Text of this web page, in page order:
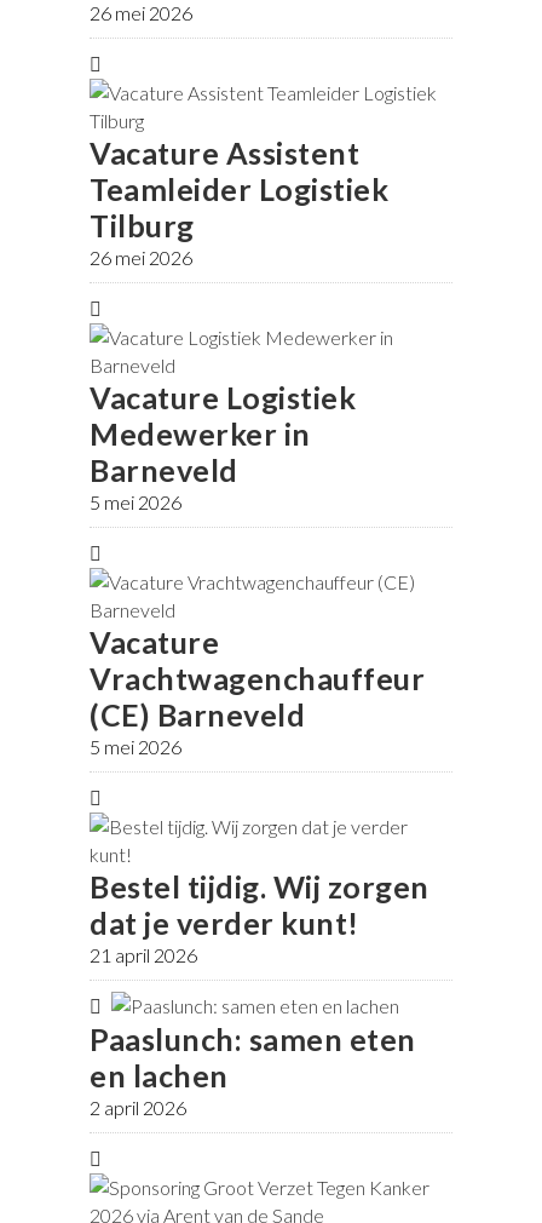
26 mei 2026
Vacature Assistent
Teamleider Logistiek
Tilburg
26 mei 2026
Vacature Logistiek
Medewerker in
Barneveld
5 mei 2026
Vacature
Vrachtwagenchauffeur
(CE) Barneveld
5 mei 2026
Bestel tijdig. Wij zorgen
dat je verder kunt!
21 april 2026
Paaslunch: samen eten
en lachen
2 april 2026